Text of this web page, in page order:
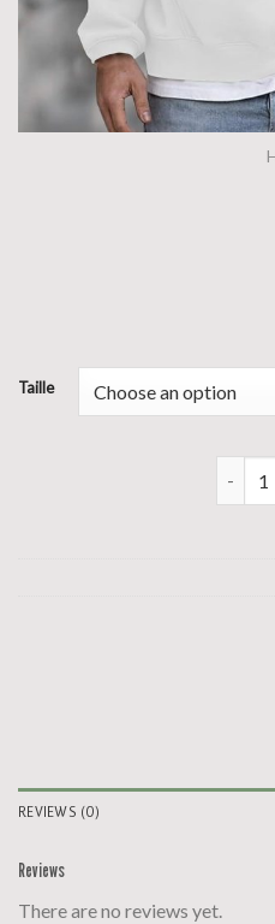
Taille
sweat
REVIEWS (0)
Reviews
There are no reviews yet.